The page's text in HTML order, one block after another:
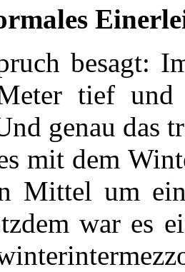
besagt:
tief
genau das
mit dem
Mittel um
war es